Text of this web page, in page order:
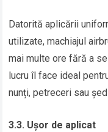
Datorită aplicării
utilizate, machiajul
mai multe ore fără a
lucru îl face ideal
nunți, petreceri sau
3.3. Ușor de aplicat